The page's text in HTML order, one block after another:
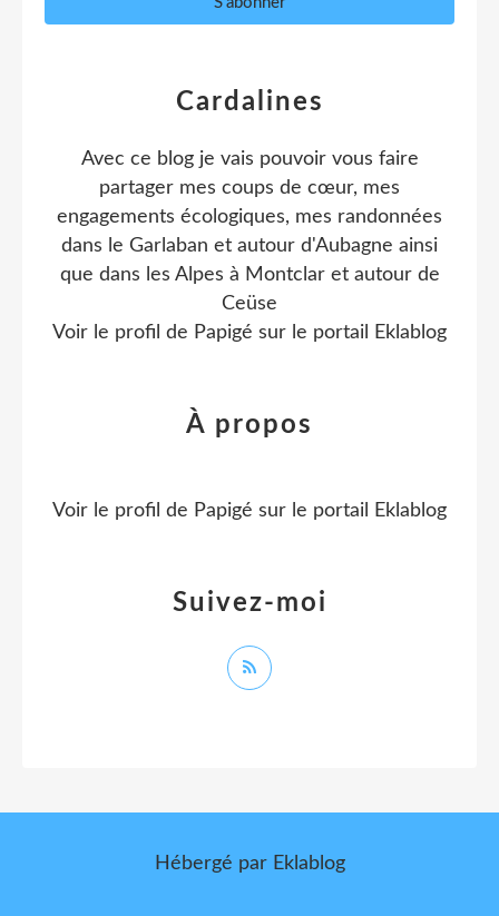
Cardalines
Avec ce blog je vais pouvoir vous faire
partager mes coups de cœur, mes
engagements écologiques, mes randonnées
dans le Garlaban et autour d'Aubagne ainsi
que dans les Alpes à Montclar et autour de
Ceüse
Voir le profil de Papigé sur le portail Eklablog
Suivez-moi
À propos
Voir le profil de Papigé sur le portail Eklablog
Hébergé par Eklablog